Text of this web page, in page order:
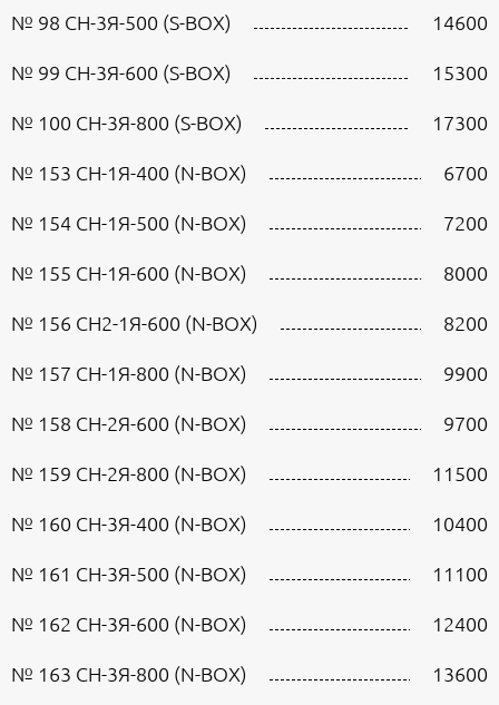
№ 98 СН-3Я-500 (S-BOX)
14600
№ 99 СН-3Я-600 (S-BOX)
15300
№ 100 СН-3Я-800 (S-BOX)
17300
№ 153 СН-1Я-400 (N-BOX)
6700
№ 154 СН-1Я-500 (N-BOX)
7200
№ 155 СН-1Я-600 (N-BOX)
8000
№ 156 СН2-1Я-600 (N-BOX)
8200
№ 157 СН-1Я-800 (N-BOX)
9900
№ 158 СН-2Я-600 (N-BOX)
9700
№ 159 СН-2Я-800 (N-BOX)
11500
№ 160 СН-3Я-400 (N-BOX)
10400
№ 161 СН-3Я-500 (N-BOX)
11100
№ 162 СН-3Я-600 (N-BOX)
12400
№ 163 СН-3Я-800 (N-BOX)
13600